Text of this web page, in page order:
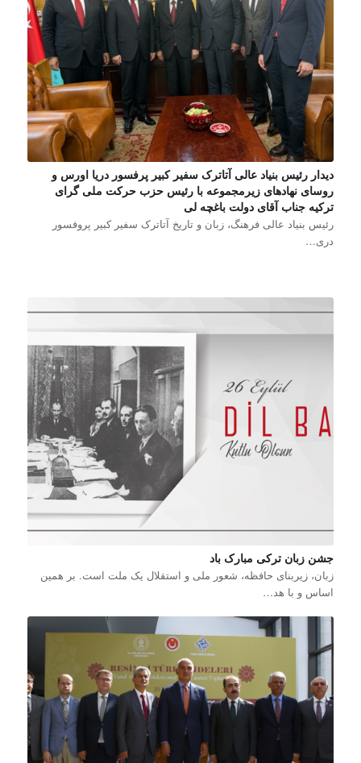
دیدار رئیس بنیاد عالی آتاترک سفیر کبیر پرفسور دریا اورس و
روسای نهادهای زیرمجموعه با رئیس حزب حرکت ملی گرای
ترکیه جناب آقای دولت باغچه لی
رئیس بنیاد عالی فرهنگ، زبان و تاریخ آتاترک سفیر کبیر پروفسور
دری…
جشن زبان ترکی مبارک باد
زبان، زیربنای حافظه، شعور ملی و استقلال یک ملت است. بر همین
اساس و با هد…